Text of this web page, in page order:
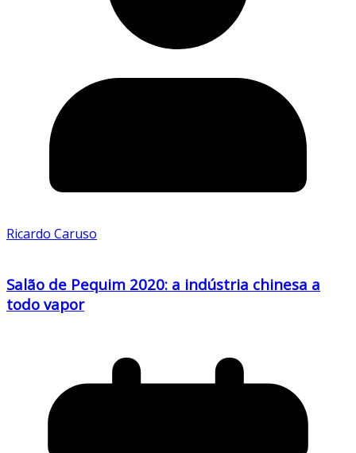
Ricardo Caruso
Salão de Pequim 2020: a indústria chinesa a
todo vapor